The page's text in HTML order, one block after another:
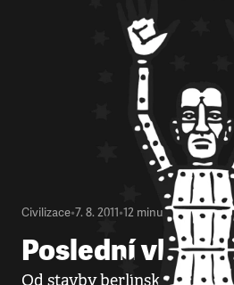
Civilizace•7. 8. 2011•12 minut
Poslední vlak
Od stavby berlínské zdi,